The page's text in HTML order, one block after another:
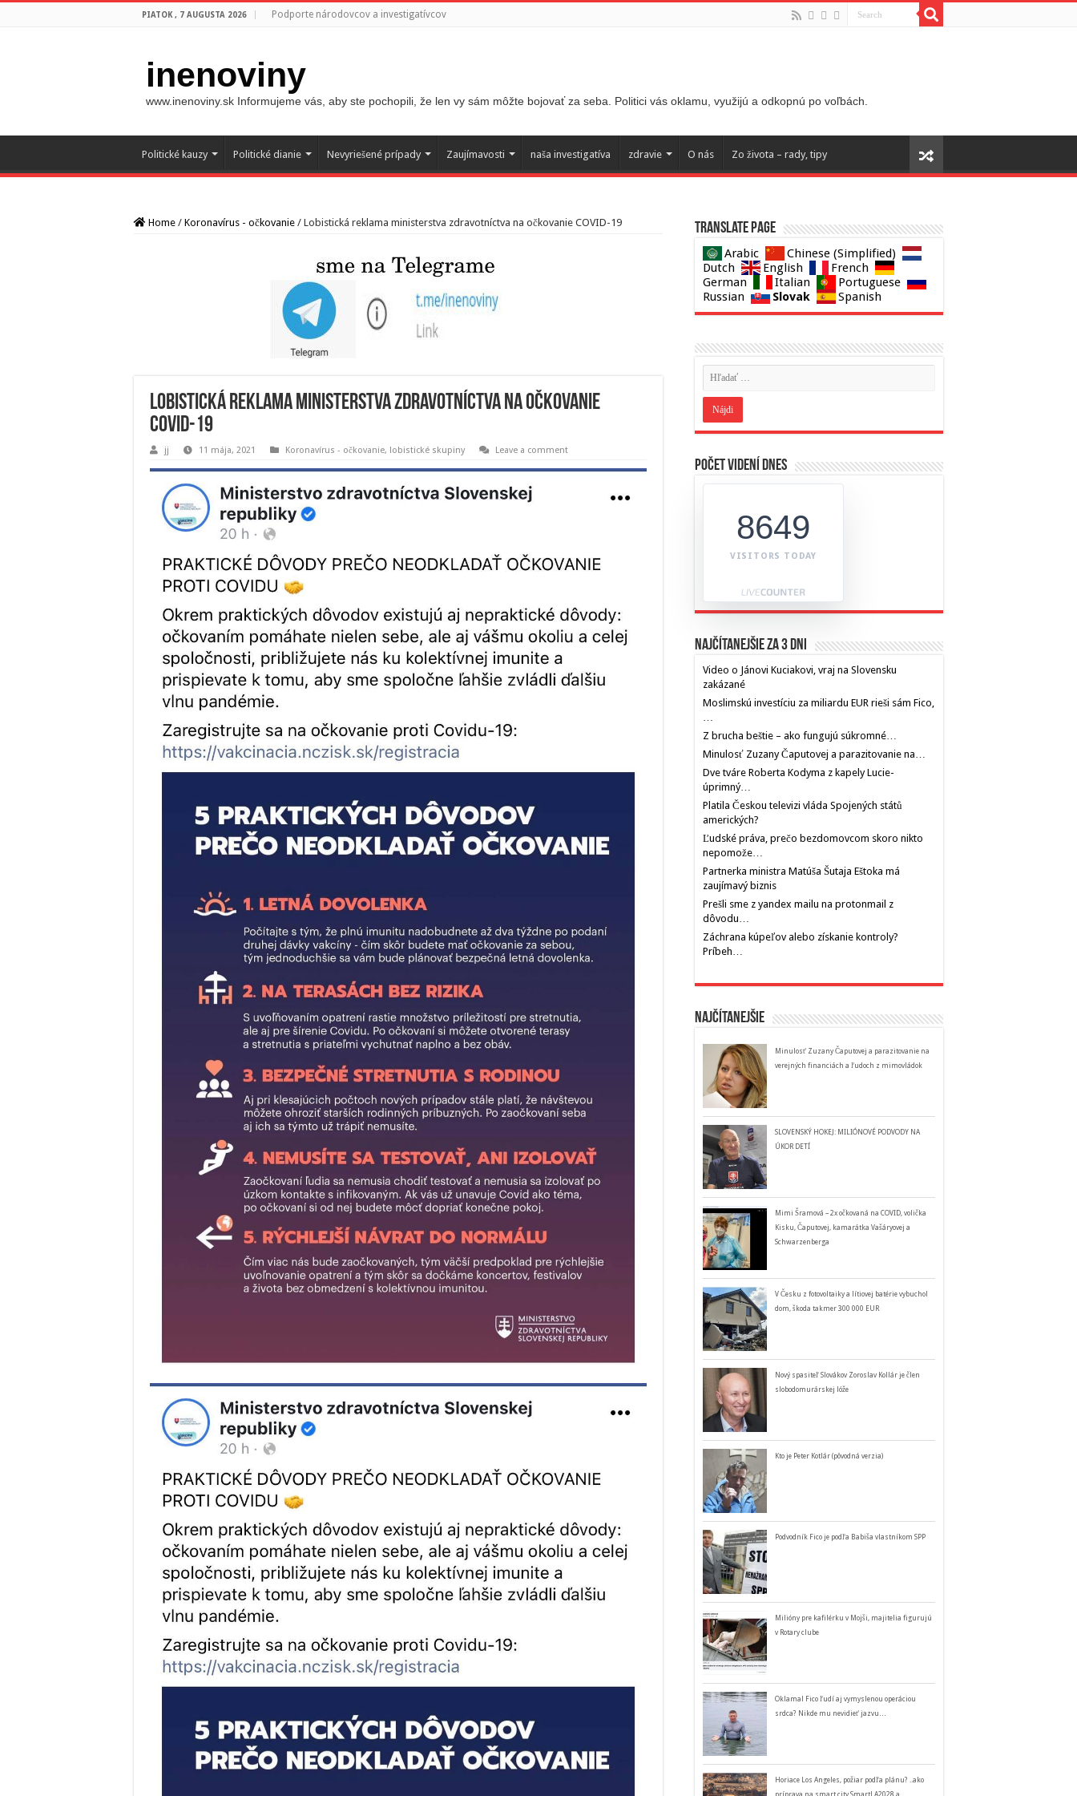
PIATOK , 7 AUGUSTA 2026 Podporte národovcov a investigatívcov
inenoviny
www.inenoviny.sk Informujeme vás, aby ste pochopili, že len vy sám môžte bojovať za seba. Politici vás oklamu, využijú a odkopnú po voľbách.
Politické kauzy Politické dianie Nevyriešené prípady Zaujímavosti naša investigatíva zdravie O nás Zo života – rady, tipy
Home / Koronavírus - očkovanie / Lobistická reklama ministerstva zdravotníctva na očkovanie COVID-19
Lobistická reklama ministerstva zdravotníctva na očkovanie
COVID-19
jj 11 mája, 2021 Koronavírus - očkovanie, lobistické skupiny Leave a comment
Translate page
Arabic
Chinese (Simplified)
Dutch
English
French
German
Italian
Portuguese
Russian
Slovak Spanish
Počet videní dnes
8649
VISITORS TODAY
Najčítanejšie za 3 dni
Video o Jánovi Kuciakovi, vraj na Slovensku
zakázané
Moslimskú investíciu za miliardu EUR rieši sám Fico,
…
Z brucha beštie – ako fungujú súkromné…
Minulosť Zuzany Čaputovej a parazitovanie na…
Dve tváre Roberta Kodyma z kapely Lucie-
úprimný…
Platila Českou televizi vláda Spojených států
amerických?
Ľudské práva, prečo bezdomovcom skoro nikto
nepomože…
Partnerka ministra Matúša Šutaja Eštoka má
zaujímavý biznis
Prešli sme z yandex mailu na protonmail z
dôvodu…
Záchrana kúpeľov alebo získanie kontroly?
Príbeh…
Najčítanejšie
Minulosť Zuzany Čaputovej a parazitovanie na
verejných financiách a ľudoch z mimovládok
SLOVENSKÝ HOKEJ: MILIÓNOVÉ PODVODY NA
ÚKOR DETÍ
Mimi Šramová – 2x očkovaná na COVID, volička
Kisku, Čaputovej, kamarátka Vašáryovej a
Schwarzenberga
V Česku z fotovoltaiky a lítiovej batérie vybuchol
dom, škoda takmer 300 000 EUR
Nový spasiteľ Slovákov Zoroslav Kollár je člen
slobodomurárskej lóže
Kto je Peter Kotlár (pôvodná verzia)
Podvodník Fico je podľa Babiša vlastníkom SPP
Milióny pre kafilérku v Mojši, majitelia figurujú
v Rotary clube
Oklamal Fico ľudí aj vymyslenou operáciou
srdca? Nikde mu nevidieť jazvu…
Horiace Los Angeles, požiar podľa plánu? ..ako